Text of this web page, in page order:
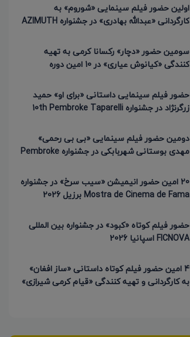
اولین حضور فیلم سینمایی «شوروم» به
کارگردانی «عبدالله بهادری» در جشنواره AZIMUTH
سومین حضور «دچار» رکسانا کرمی به تهیه
کنندگی «کیانوش عیاری» در 10 امین دوره
حضور فیلم سینمایی داستانی «برای او» حمید
زرگرنژاد در جشنواره 10th Pembroke Taparelli
دومین حضور فیلم سینمایی «بی بی رحمی»
مهدی بوستانی شهربابکی در جشنواره Pembroke
20 امین حضور انیمیشن «سیب سرخ» در جشنواره
Mostra de Cinema de Fama برزیل 2026
حضور فیلم کوتاه «کبود» در جشنواره بین المللی
FICNOVA اسپانیا 2026
4 امین حضور فیلم کوتاه داستانی «ساز افغان»
به کارگردانی و تهیه کنندگی «قیام کرمی شیرازی»